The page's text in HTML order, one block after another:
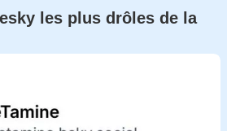
les plus drôles de la